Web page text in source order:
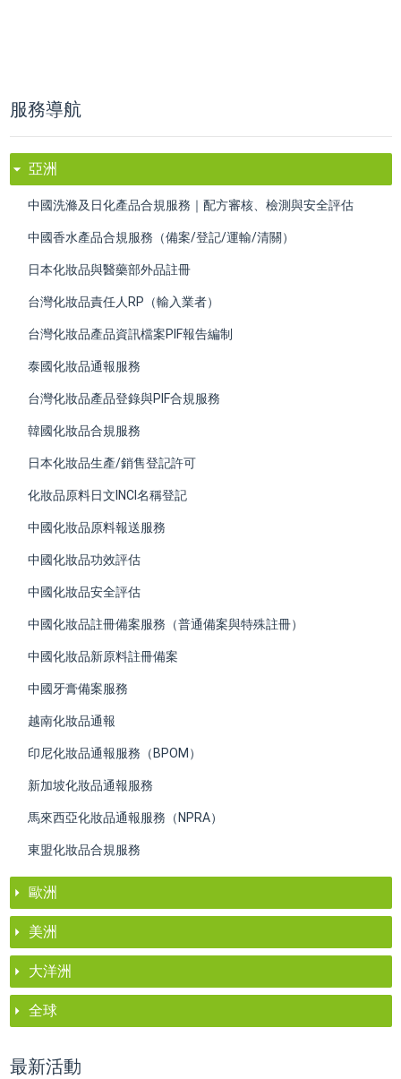
服務導航
亞洲
​中國洗滌及日化產品合規服務｜配方審核、檢測與安全評估
中國香水產品合規服務（備案/登記/運輸/清關）
日本化妝品與醫藥部外品註冊
台灣化妝品責任人RP（輸入業者）
台灣化妝品產品資訊檔案PIF報告編制
泰國化妝品通報服務
​台灣化妝品產品登錄與PIF合規服務
韓國化妝品合規服務
日本化妝品生產/銷售登記許可
化妝品原料日文INCI名稱登記
中國化妝品原料報送服務
中國化妝品功效評估
中國化妝品安全評估
中國化妝品註冊備案服務（普通備案與特殊註冊）
​中國化妝品新原料註冊備案
中國牙膏備案服務
越南化妝品通報
印尼化妝品通報服務（BPOM）
新加坡化妝品通報服務
馬來西亞化妝品通報服務（NPRA）
東盟化妝品合規服務
歐洲
美洲
大洋洲
全球
最新活動